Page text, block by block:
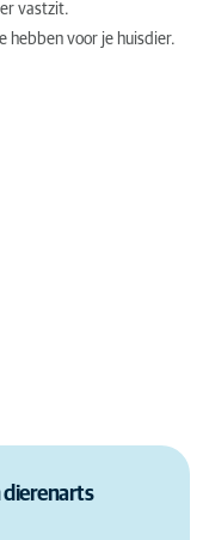
vastzit.
hebben voor je huisdier.
dierenarts